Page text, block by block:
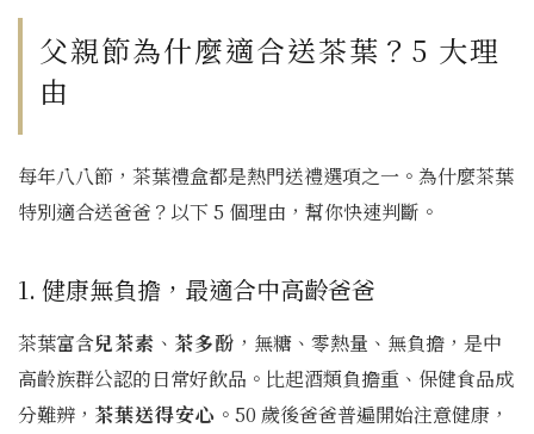
父親節為什麼適合送茶葉？5 大理
由
每年八八節，茶葉禮盒都是熱門送禮選項之一。為什麼茶葉
特別適合送爸爸？以下 5 個理由，幫你快速判斷。
1. 健康無負擔，最適合中高齡爸爸
茶葉富含兒茶素 、 茶多酚 ，無糖、零熱量、無負擔，是中
高齡族群公認的日常好飲品。比起酒類負擔重、保健食品成
分難辨， 茶葉送得安心 。50 歲後爸爸普遍開始注意健康，